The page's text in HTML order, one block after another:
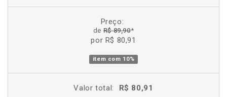
Preço:
deR$ 89,90*
por R$ 80,91
item com 10%
Valor total: R$ 80,91